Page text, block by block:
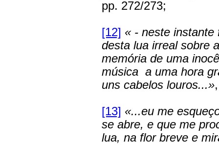
pp. 272/273;
[12] « - neste instante
desta lua irreal sobre
memória de uma
música a uma hora
uns cabelos louros...»
[13] «...eu me
se abre, e que me
lua, na flor breve e